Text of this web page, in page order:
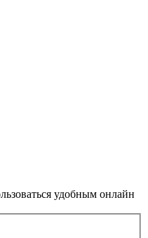
удобным онлайн